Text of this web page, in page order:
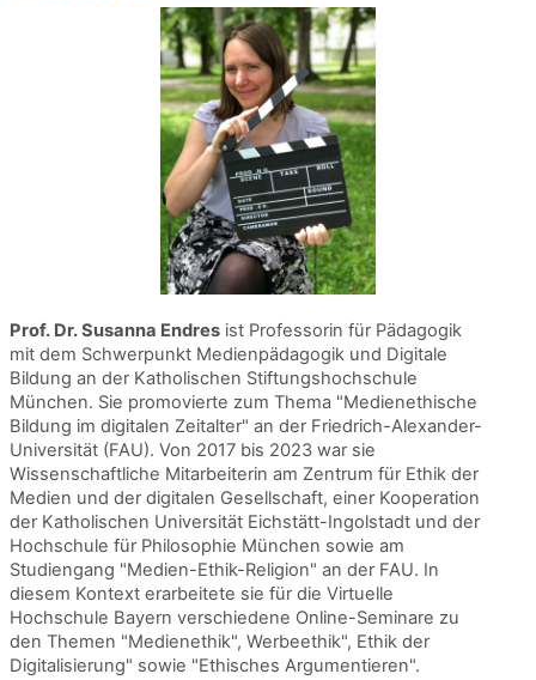
Prof. Dr. Susanna Endres ist Professorin für Pädagogik
mit dem Schwerpunkt Medienpädagogik und Digitale
Bildung an der Katholischen Stiftungshochschule
München. Sie promovierte zum Thema "Medienethische
Bildung im digitalen Zeitalter" an der Friedrich-Alexander-
Universität (FAU). Von 2017 bis 2023 war sie
Wissenschaftliche Mitarbeiterin am Zentrum für Ethik der
Medien und der digitalen Gesellschaft, einer Kooperation
der Katholischen Universität Eichstätt-Ingolstadt und der
Hochschule für Philosophie München sowie am
Studiengang "Medien-Ethik-Religion" an der FAU. In
diesem Kontext erarbeitete sie für die Virtuelle
Hochschule Bayern verschiedene Online-Seminare zu
den Themen "Medienethik", Werbeethik", Ethik der
Digitalisierung" sowie "Ethisches Argumentieren".